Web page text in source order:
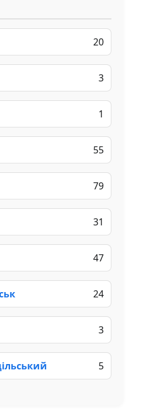
20
3
1
55
79
31
47
24
3
5